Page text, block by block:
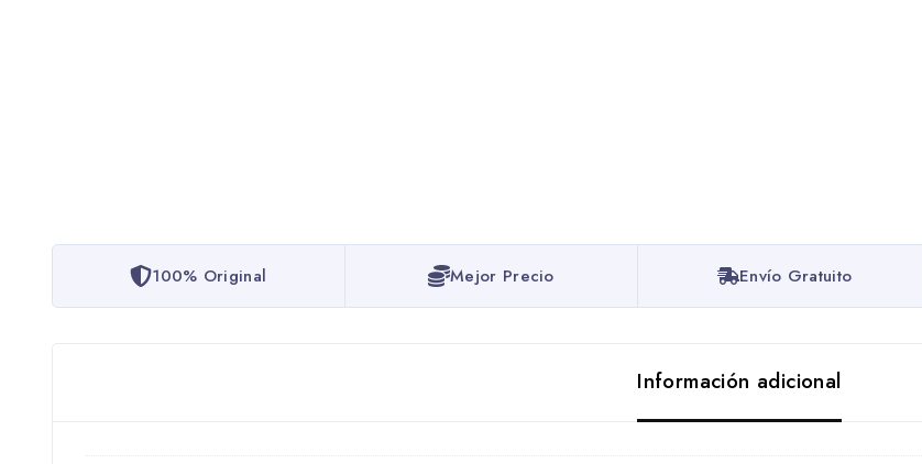
100% Original Mejor Precio Envío Gratuito
Información adicional